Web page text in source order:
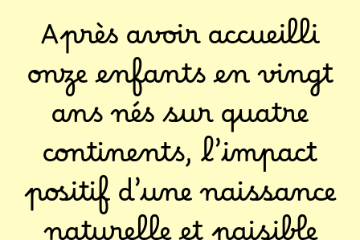
Après avoir accueilli
onze enfants en vingt
ans nés sur quatre
continents, l’impact
positif d’une naissance